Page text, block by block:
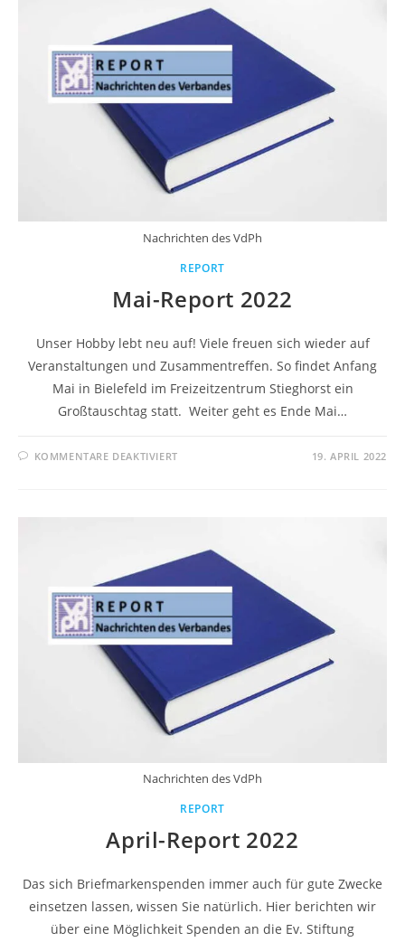
Nachrichten des VdPh
REPORT
Mai-Report 2022
Unser Hobby lebt neu auf! Viele freuen sich wieder auf
Veranstaltungen und Zusammentreffen. So findet Anfang
Mai in Bielefeld im Freizeitzentrum Stieghorst ein
Großtauschtag statt. Weiter geht es Ende Mai…
KOMMENTARE DEAKTIVIERT 19. APRIL 2022
Nachrichten des VdPh
REPORT
April-Report 2022
Das sich Briefmarkenspenden immer auch für gute Zwecke
einsetzen lassen, wissen Sie natürlich. Hier berichten wir
über eine Möglichkeit Spenden an die Ev. Stiftung